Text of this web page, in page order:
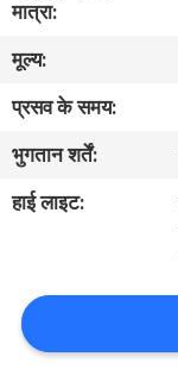
कारखाने
दौरा
गुणवत्ता
हमसे
संपर्क
मात्रा:
मूल्य:
प्रसव के समय:
भुगतान शर्तें:
हाई लाइट: